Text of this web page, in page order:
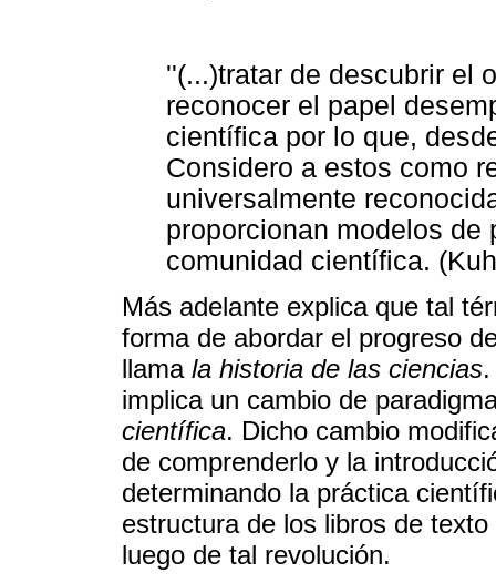
''(...)tratar de descubrir el
reconocer el papel
científica por lo que,
Considero a estos como
universalmente
proporcionan modelos de
comunidad científica.
Más adelante explica que tal
forma de abordar el progreso
llama la historia de las ciencias
implica un cambio de
científica. Dicho cambio
de comprenderlo y la
determinando la práctica
estructura de los libros de
luego de tal revolución.